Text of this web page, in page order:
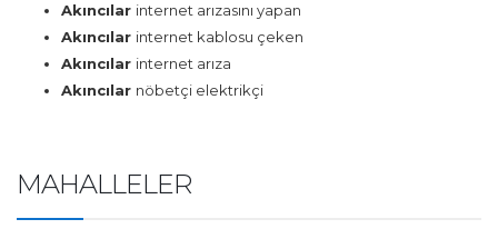
Akıncılar internet arızasını yapan
Akıncılar internet kablosu çeken
Akıncılar internet arıza
Akıncılar nöbetçi elektrikçi
MAHALLELER